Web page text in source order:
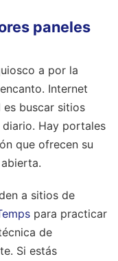
paneles
a por la
Internet
buscar sitios
Hay portales
que ofrecen su
a sitios de
para practicar
de
Si estás